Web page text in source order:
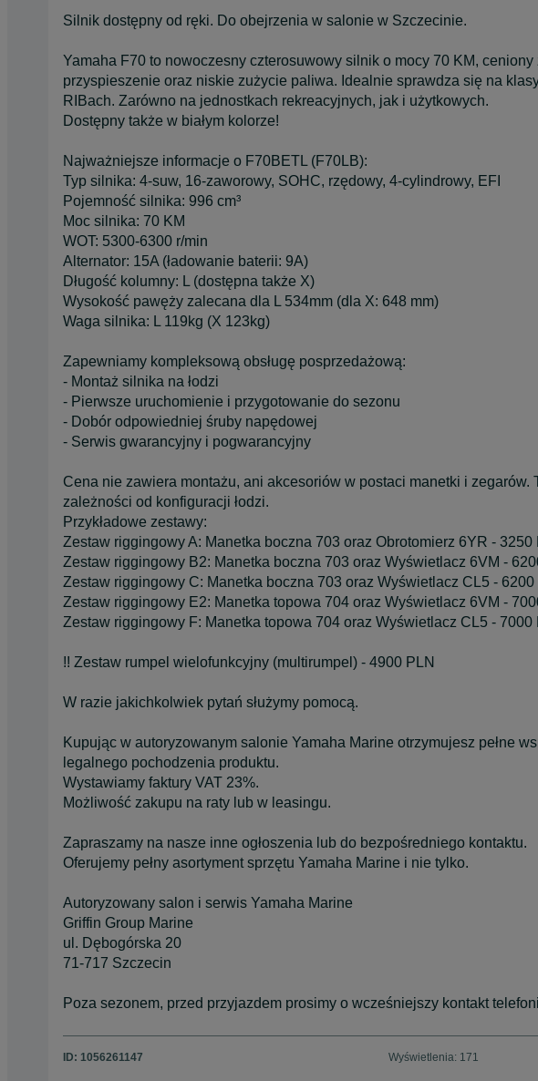
Silnik dostępny od ręki. Do obejrzenia w salonie w Szczecinie.
Yamaha F70 to nowoczesny czterosuwowy silnik o mocy 70 KM,
przyspieszenie oraz niskie zużycie paliwa. Idealnie sprawdza się na
RIBach. Zarówno na jednostkach rekreacyjnych, jak i użytkowych.
Dostępny także w białym kolorze!
Najważniejsze informacje o F70BETL (F70LB):
Typ silnika: 4-suw, 16-zaworowy, SOHC, rzędowy, 4-cylindrowy, EFI
Pojemność silnika: 996 cm³
Moc silnika: 70 KM
WOT: 5300-6300 r/min
Alternator: 15A (ładowanie baterii: 9A)
Długość kolumny: L (dostępna także X)
Wysokość pawęży zalecana dla L 534mm (dla X: 648 mm)
Waga silnika: L 119kg (X 123kg)
Zapewniamy kompleksową obsługę posprzedażową:
- Montaż silnika na łodzi
- Pierwsze uruchomienie i przygotowanie do sezonu
- Dobór odpowiedniej śruby napędowej
- Serwis gwarancyjny i pogwarancyjny
Cena nie zawiera montażu, ani akcesoriów w postaci manetki i zegarów.
zależności od konfiguracji łodzi.
Przykładowe zestawy:
Zestaw riggingowy A: Manetka boczna 703 oraz Obrotomierz 6YR - 3250
Zestaw riggingowy B2: Manetka boczna 703 oraz Wyświetlacz 6VM -
Zestaw riggingowy C: Manetka boczna 703 oraz Wyświetlacz CL5 - 6200
Zestaw riggingowy E2: Manetka topowa 704 oraz Wyświetlacz 6VM -
Zestaw riggingowy F: Manetka topowa 704 oraz Wyświetlacz CL5 - 7000
!! Zestaw rumpel wielofunkcyjny (multirumpel) - 4900 PLN
W razie jakichkolwiek pytań służymy pomocą.
Kupując w autoryzowanym salonie Yamaha Marine otrzymujesz pełne
legalnego pochodzenia produktu.
Wystawiamy faktury VAT 23%.
Możliwość zakupu na raty lub w leasingu.
Zapraszamy na nasze inne ogłoszenia lub do bezpośredniego kontaktu.
Oferujemy pełny asortyment sprzętu Yamaha Marine i nie tylko.
Autoryzowany salon i serwis Yamaha Marine
Griffin Group Marine
ul. Dębogórska 20
71-717 Szczecin
Poza sezonem, przed przyjazdem prosimy o wcześniejszy kontakt
ID: 1056261147 Wyświetlenia: 171